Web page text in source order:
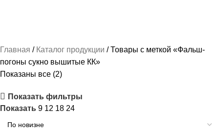
Главная Каталог продукции
Товары с меткой «Фальш-
погоны сукно вышитые КК»
Показаны все (2)
Показать фильтры
Показать 9 12 18 24